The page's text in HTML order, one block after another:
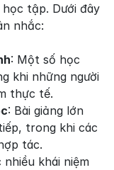
tập. Dưới đây
nhắc:
: Một số học
khi những người
thực tế.
: Bài giảng lớn
trong khi các
tác.
nhiều khái niệm